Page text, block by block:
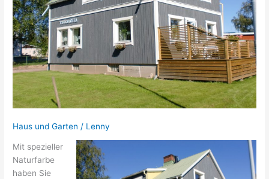
Haus und Garten / Lenny
Mit spezieller
Naturfarbe
haben Sie